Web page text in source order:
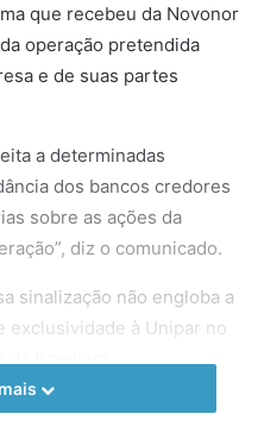
que recebeu da Novonor
operação pretendida
e de suas partes
a determinadas
dos bancos credores
sobre as ações da
diz o comunicado.
sinalização não engloba a
exclusividade à Unipar no
36,50 por ação da